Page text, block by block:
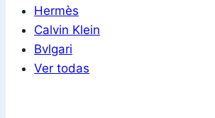
Hermès
Calvin Klein
Bvlgari
Ver todas